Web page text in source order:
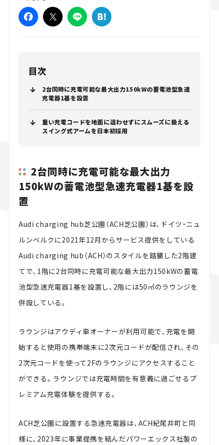
目次
2台同時に充電可能な最大出力150kWの蓄電池型急速
充電器1基を設置
重い充電コードを地面に這わせずにスムーズに扱える
スイング式アームを日本初採用
2台同時に充電可能な最大出力
150kWの蓄電池型急速充電器1基を設
置
Audi charging hub芝公園（ACH芝公園）は、ドイツ・ニュ
ルンベルクに2021年12月からサービス提供をしている
Audi charging hub（ACH）のスタイルを踏襲した2階建
てで、1階に2台同時に充電可能な最大出力150kWの蓄電
池型急速充電器1基を設置し、2階には50㎡のラウンジを
併設している。
ラウンジはアウディ車オーナーが利用可能で、充電を開
始すると使用の携帯端末に2次元コードが配信され、その
2次元コードを使って2Fのラウンジにアクセスすること
ができる。ラウンジでは充電時間を有意義に過ごせるプ
レミアム充電体験を提供する。
ACH芝公園に設置する急速充電器は、ACH紀尾井町と同
様に、2023年に事業提携を結んだパワーエックス社製の